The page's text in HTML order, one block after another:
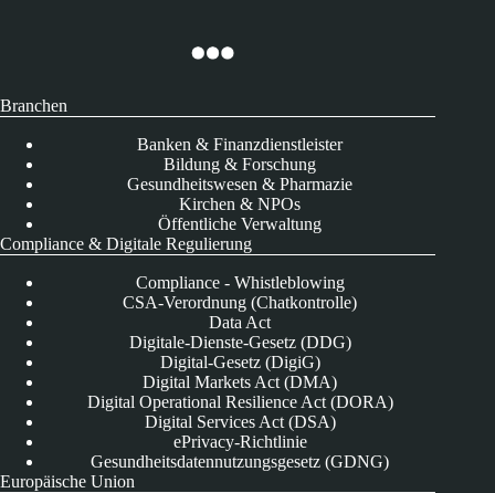
Branchen
Banken & Finanzdienstleister
Bildung & Forschung
Gesundheitswesen & Pharmazie
Kirchen & NPOs
Öffentliche Verwaltung
Compliance & Digitale Regulierung
Compliance - Whistleblowing
CSA-Verordnung (Chatkontrolle)
Data Act
Digitale-Dienste-Gesetz (DDG)
Digital-Gesetz (DigiG)
Digital Markets Act (DMA)
Digital Operational Resilience Act (DORA)
Digital Services Act (DSA)
ePrivacy-Richtlinie
Gesundheitsdatennutzungsgesetz (GDNG)
Europäische Union